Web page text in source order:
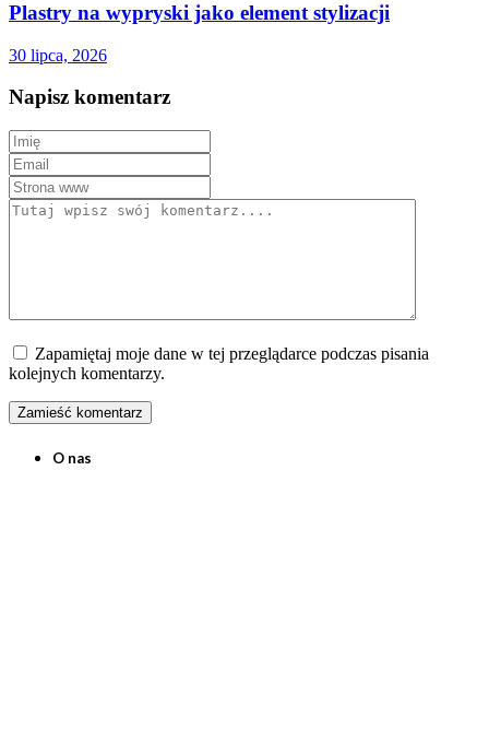
Plastry na wypryski jako element stylizacji
30 lipca, 2026
Napisz komentarz
Zapamiętaj moje dane w tej przeglądarce podczas pisania
kolejnych komentarzy.
O nas